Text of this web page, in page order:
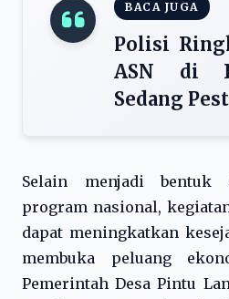
BACA JUGA
Polisi
ASN di
Sedang
Selain menjadi bentuk
program nasional,
dapat meningkatkan
membuka peluang
Pemerintah Desa Pintu